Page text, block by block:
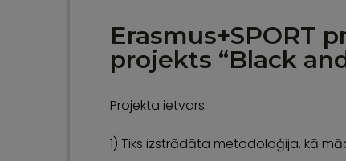
Erasmus+SPORT
projekts “Black
Projekta ietvars:
1) Tiks izstrādāta metodoloģija, kā